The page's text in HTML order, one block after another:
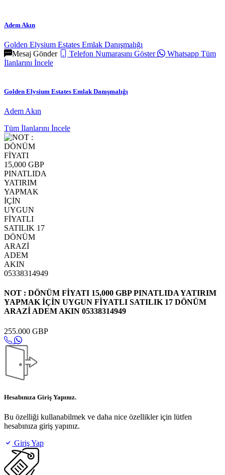
Adem Akın
Golden Elysium Estates Emlak Danışmalığı
Mesaj Gönder
Telefon Numarasını Göster Whatsapp Tüm
İlanlarını İncele
Golden Elysium Estates Emlak Danışmalığı
Adem Akın
Tüm İlanlarını İncele
NOT : DÖNÜM FİYATI 15,000 GBP PINATLIDA YATIRIM
YAPMAK İÇİN UYGUN FİYATLI SATILIK 17 DÖNÜM
ARAZİ ADEM AKIN 05338314949
255.000 GBP
Hesabınıza Giriş Yapınız.
Bu özelliği kullanabilmek ve daha nice özellikler için lütfen
hesabınıza giriş yapınız.
Giriş Yap